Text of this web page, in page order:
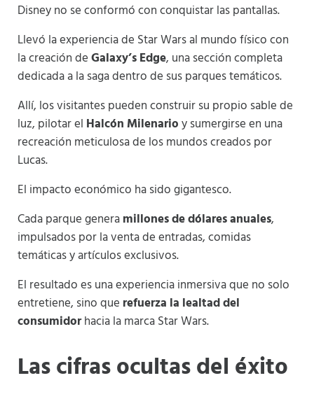
Disney no se conformó con conquistar las pantallas.
Llevó la experiencia de Star Wars al mundo físico con
la creación deGalaxy’s Edge, una sección completa
dedicada a la saga dentro de sus parques temáticos.
Allí, los visitantes pueden construir su propio sable de
luz, pilotar el Halcón Milenarioy sumergirse en una
recreación meticulosa de los mundos creados por
Lucas.
El impacto económico ha sido gigantesco.
Cada parque generamillones de dólares anuales,
impulsados por la venta de entradas, comidas
temáticas y artículos exclusivos.
El resultado es una experiencia inmersiva que no solo
entretiene, sino que refuerza la lealtad del
consumidorhacia la marca Star Wars.
Las cifras ocultas del éxito